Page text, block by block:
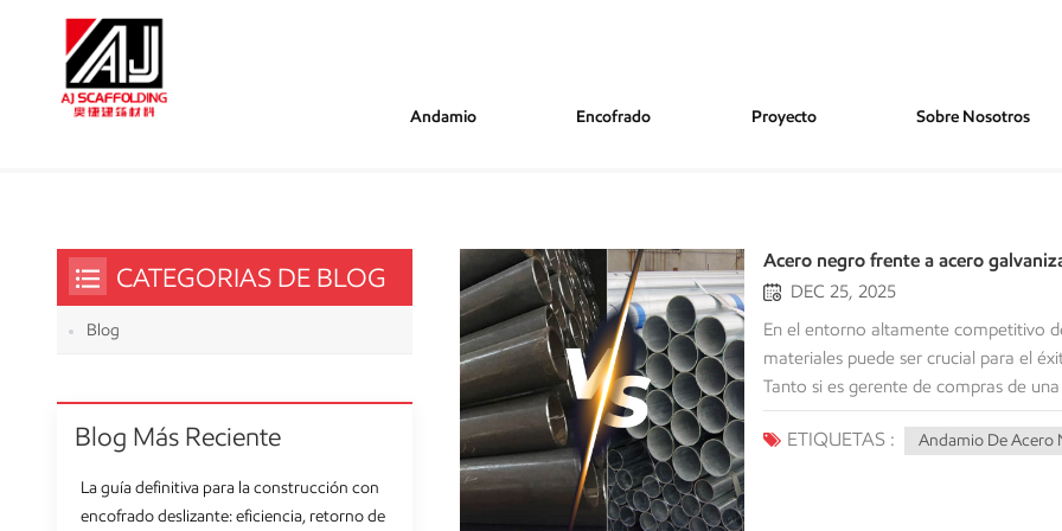
Andamio Encofrado Proyecto Sobre Nosotros
Acero negro frente a acero
DEC 25, 2025
En el entorno altamente competitivo de la construcción y la ingeniería industrial, la selección de materiales puede ser crucial para el éxito de un proyecto y para evitar problemas de mantenimiento. Tanto si es gerente de compras de una gran empresa de infraestructuras, como si dirige una empresa de alquiler de andamios o un distribuidor de materiales de construcción, su conocimiento de las materias primas es fundamental.Aunque ambos acero negro y acero galvanizado Aunque a simple vista parezcan muy similares, en realidad son productos muy diferentes. Suelen estar fabricados con el mismo tipo de acero base, pero presentan distintos niveles de rendimiento y durabilidad, así como diferentes aplicaciones para cada uno. Si se elige uno de estos productos para un fin inadecuado, podría provocar fallos estructurales, riesgos para la seguridad o costes excesivos.En este artículo, analizaremos las diferencias entre el hierro negro y el hierro galvanizado en función de las especificaciones técnicas, el coste y los usos más adecuados para ambos tipos de hierro, para que disponga de toda la información necesaria a la hora de decidir qué producto seleccionar para su próximo proyecto. ¿Qué es el acero negro? Acero negro es un término informal que se refiere a lo que oficialmente se llama "acero al carbono negro", o, más sencillamente, acero dulce. El acero negro es acero que no ha sido "galvanizado" ni recubierto con zinc para protegerlo contra la corrosión.El nombre "negro" proviene de la cascarilla de laminación, una capa de óxido de color oscuro que se forma en la superficie del acero durante el proceso de producción. Esta cascarilla es un material oscuro y escamoso que le da a la tubería o tubo estructural un acabado mate característico. Características del acero negro:Sin recubrimiento protector: En comparación con un acero galvanizado, el acero negro NO tiene ningún recubrimiento.Superficie aceitosaEl acero negro suele ser recubierto con aceite por el fabricante para protegerlo contra la oxidación durante el proceso de envío.Alta resistenciaEl acero negro tiene la misma alta resistencia a la tracción que otros tipos de acero.Susceptibilidad a la oxidación: Al no tener ningún recubrimiento protector, se oxidará MUY rápidamente una vez expuesto a la humedad. Idea errónea común:El término "tubería de acero negro" representa el material típico para las tuberías de gas en la industria de la tubería; sin embargo, en lo que respecta a materiales para andamios/estructuras, normalmente "acero negro" significa acero en bruto sin pintar ni revestir que necesitará algún tipo de recubrimiento para su uso en exteriores. ¿Qué es el acero galvanizado? El acero galvanizado se define como acero recubierto con zinc protector para prevenir la corrosión. El método más común para proporcionar este tipo de recubrimiento al acero es la galvanización por inmersión en caliente (HDG), que crea la combinación más resistente y duradera de estos dos materiales. La galvanización por inmersión en caliente es el proceso de sumergir el acero en un baño de zinc fundido (a unos 450 °C), lo que provoca una fuerte reacción metalúrgica entre el zinc y el acero, dando como resultado la formación de una capa protectora tanto en la superficie interior como en la exterior del producto de acero. Características clave del acero galvanizado:Protección sacrificialEl proceso de galvanizado protege el acero añadiéndole una capa de zinc. Si esta capa se daña por arañazos u otros medios, el zinc que la rodea se corroerá antes de que el acero subyacente comience a oxidarse.Aspecto plateado/grisEl color del recubrimiento de zinc suele ser plateado y puede parecer brillante, e incluso tener un aspecto moteado debido a la estructura cristalina del zinc.Larga vida útilEl recubrimiento puede proporcionar protección durante muchos años, posiblemente incluso décadas, dependiendo de la exposición a las condiciones climáticas y ambientales. Las principales
ETIQUETAS : Andamio De Acero
CATEGORIAS DE BLOG
Blog
Blog Más Reciente
La guía definitiva para la construcción con
encofrado deslizante: eficiencia, retorno de